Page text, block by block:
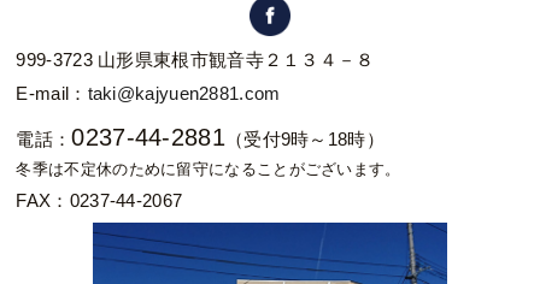
999-3723 山形県東根市観音寺２１３４－８
E-mail： taki@kajyuen2881.com
電話：0237-44-2881 （受付9時～18時）
冬季は不定休のために留守になることがございます。
FAX：0237-44-2067